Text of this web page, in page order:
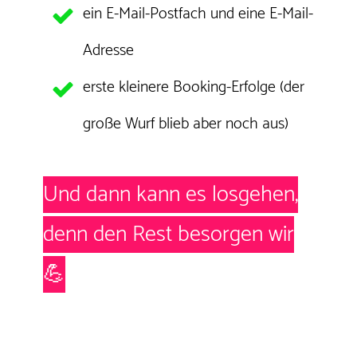
ein E-Mail-Postfach und eine E-Mail-
Adresse
erste kleinere Booking-Erfolge (der
große Wurf blieb aber noch aus)
Und dann kann es losgehen,
denn den Rest besorgen wir
💪